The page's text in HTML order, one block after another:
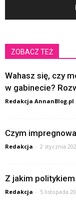
ZOBACZ TEŻ
Wahasz się, czy
w gabinecie?
Redakcja AnnanBlog.pl
Czym
Redakcja - 2 stycznia
Z jakim politykiem
Redakcja - 5 listopada